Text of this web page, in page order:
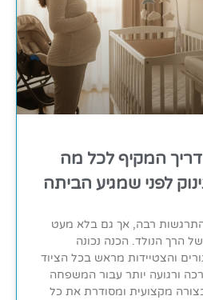
המקיף לכל מה
לפני שמגיע הביתה
רבה, אך גם בלא מעט
הרך הנולד. הכנה נכונה
והצטיידות מראש בכל הציוד
ורגועה יותר עבור המשפחה
מקצועית ומסודרת את כל